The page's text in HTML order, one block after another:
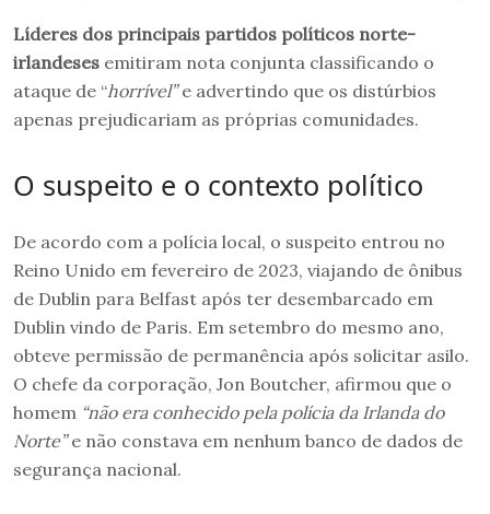
Líderes dos principais partidos políticos norte-
irlandeses emitiram nota conjunta classificando o
ataque de “horrível”e advertindo que os distúrbios
apenas prejudicariam as próprias comunidades.
O suspeito e o contexto político
De acordo com a polícia local, o suspeito entrou no
Reino Unido em fevereiro de 2023, viajando de ônibus
de Dublin para Belfast após ter desembarcado em
Dublin vindo de Paris. Em setembro do mesmo ano,
obteve permissão de permanência após solicitar asilo.
O chefe da corporação, Jon Boutcher, afirmou que o
homem “não era conhecido pela polícia da Irlanda do
Norte”e não constava em nenhum banco de dados de
segurança nacional.